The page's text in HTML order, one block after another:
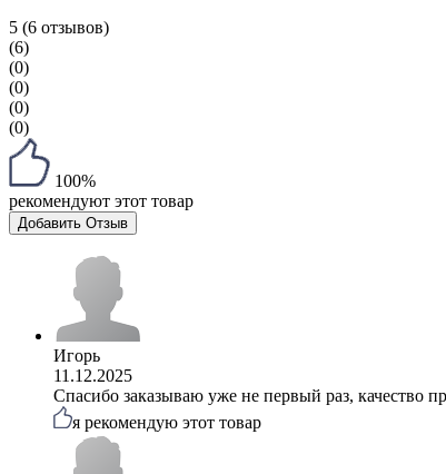
5 (6 отзывов)
(6)
(0)
(0)
(0)
(0)
100%
рекомендуют этот товар
Добавить Отзыв
Игорь
11.12.2025
Спасибо заказываю уже не первый раз, качество
я рекомендую этот товар